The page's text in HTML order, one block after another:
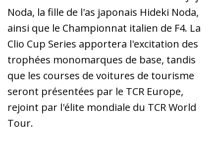
Noda, la fille de l'as japonais Hideki Noda,
ainsi que le Championnat italien de F4. La
Clio Cup Series apportera l'excitation des
trophées monomarques de base, tandis
que les courses de voitures de tourisme
seront présentées par le TCR Europe,
rejoint par l'élite mondiale du TCR World
Tour.